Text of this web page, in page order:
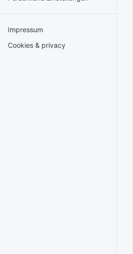
Impressum
Cookies & privacy